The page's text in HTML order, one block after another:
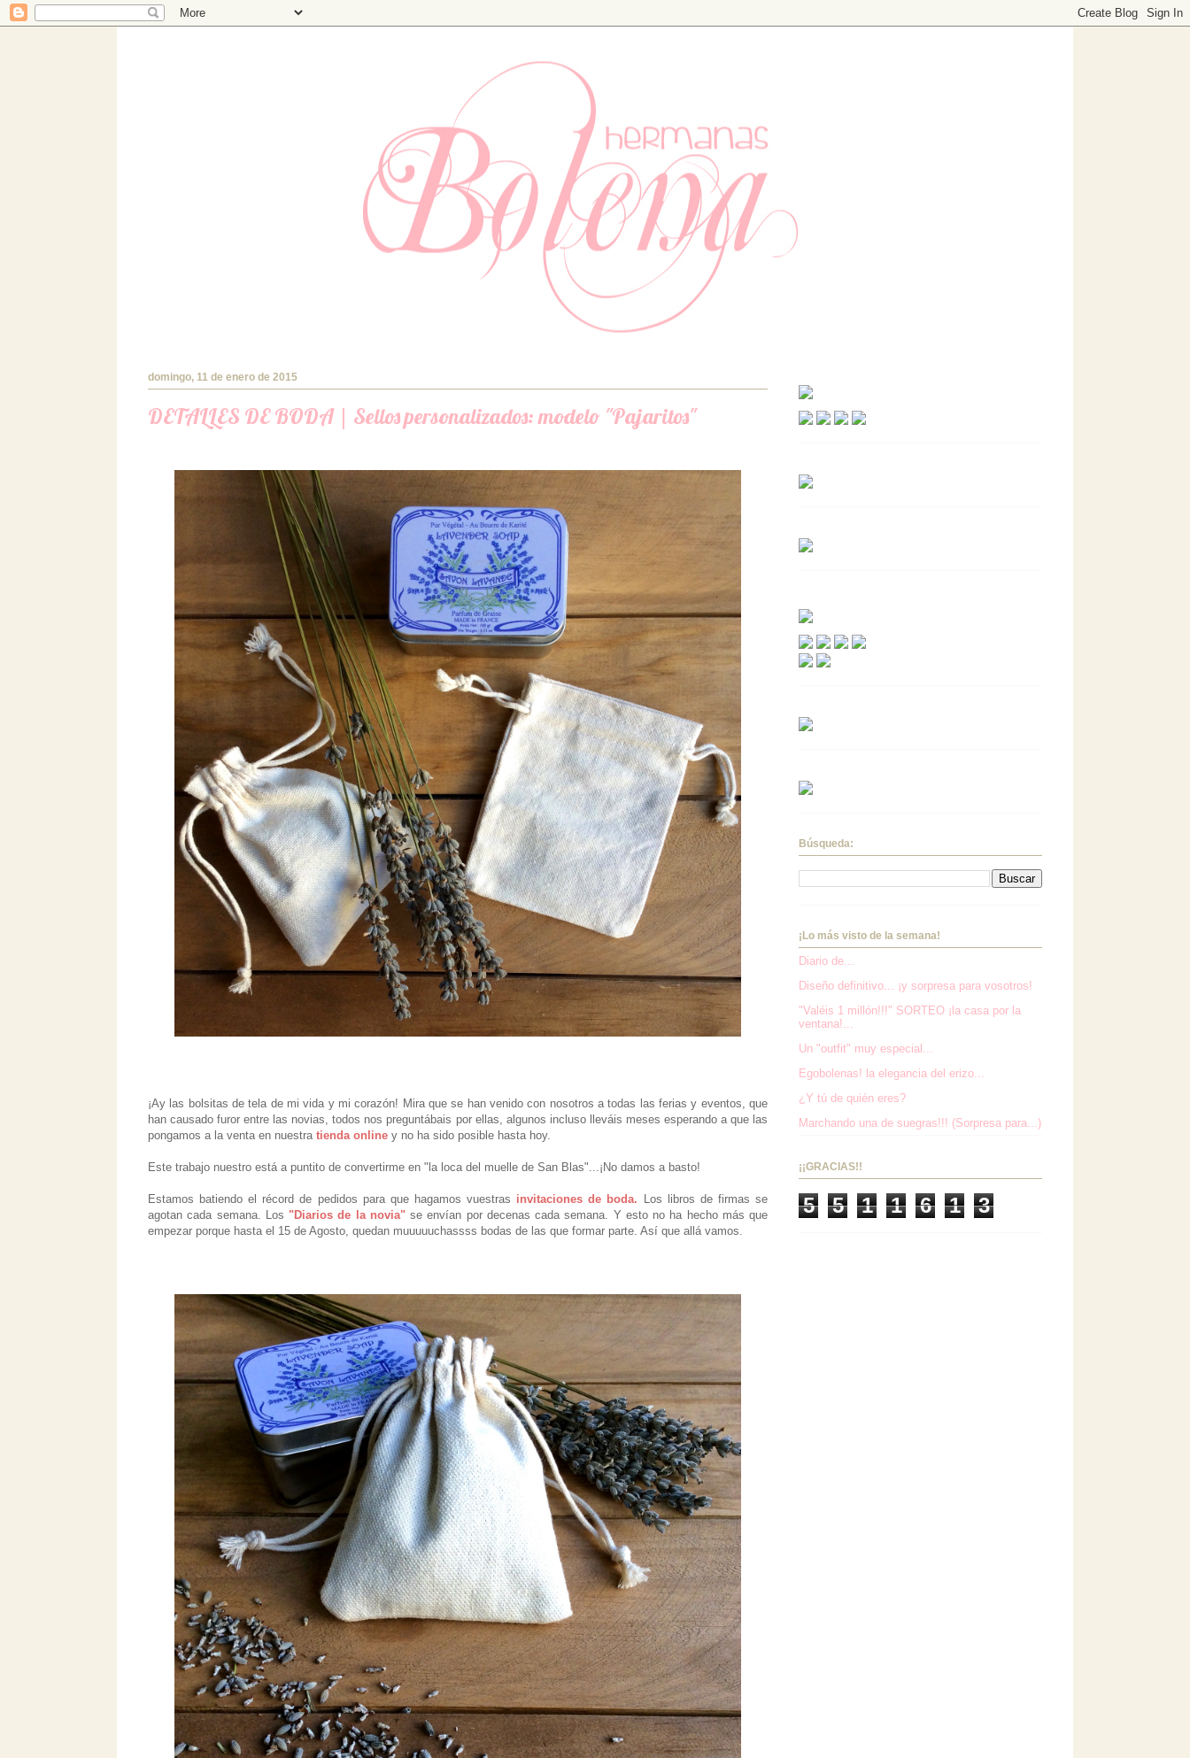
Estudio de diseño con TIENDA ONLINE propia. Especializados en bodas y eventos, también tenemos un apartado dedicado a decoración. Visítanos, ¡te
domingo, 11 de enero de 2015
DETALLES DE BODA | Sellos personalizados: modelo "Pajaritos"
¡Ay las bolsitas de tela de mi vida y mi corazón! Mira que se han venido con nosotros a todas las ferias y eventos, que
han causado furor entre las novias, todos nos preguntábais por ellas, algunos incluso lleváis meses esperando a que las
pongamos a la venta en nuestra tienda online y no ha sido posible hasta hoy.
Este trabajo nuestro está a puntito de convertirme en "la loca del muelle de San Blas"...¡No damos a basto!
Estamos batiendo el récord de pedidos para que hagamos vuestras invitaciones de boda. Los libros de firmas se
agotan cada semana. Los "Diarios de la novia"se envían por decenas cada semana. Y esto no ha hecho más que
empezar porque hasta el 15 de Agosto, quedan muuuuuchassss bodas de las que formar parte. Así que allá vamos.
Búsqueda:
¡Lo más visto de la semana!
Diario de...
Diseño definitivo... ¡y sorpresa para vosotros!
"Valéis 1 millón!!!" SORTEO ¡la casa por la
ventana!...
Un "outfit" muy especial...
Egobolenas! la elegancia del erizo...
¿Y tú de quién eres?
Marchando una de suegras!!! (Sorpresa para...)
¡¡GRACIAS!!
5 5 1 1 6 1 3